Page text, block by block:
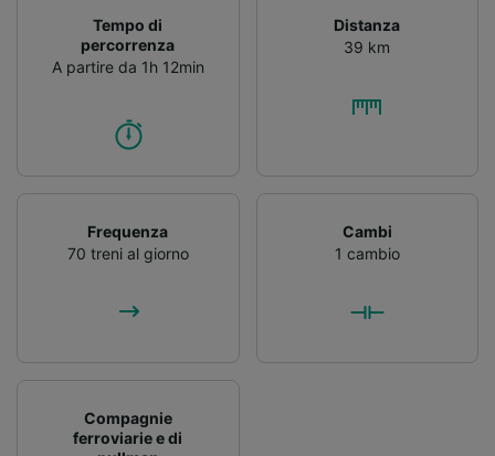
Tempo di
percorrenza
A partire da 1h 12min
Distanza
39 km
Frequenza
70 treni al giorno
Cambi
1 cambio
Compagnie
ferroviarie e di